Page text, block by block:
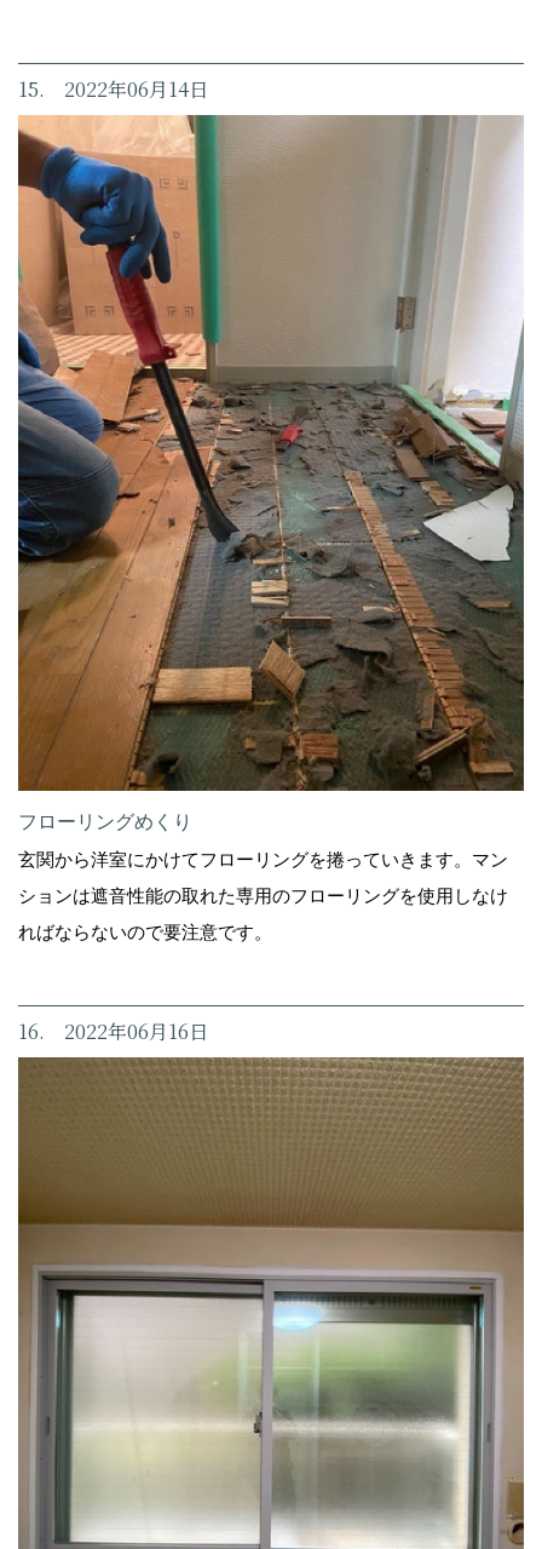
15. 2022年06月14日
フローリングめくり
玄関から洋室にかけてフローリングを捲っていきます。マン
ションは遮音性能の取れた専用のフローリングを使用しなけ
ればならないので要注意です。
16. 2022年06月16日